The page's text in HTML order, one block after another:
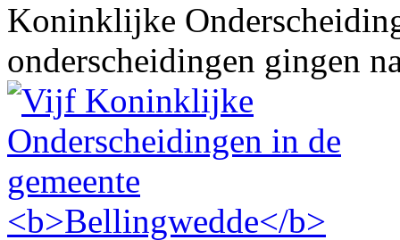
Koninklijke
onderscheidingen gingen